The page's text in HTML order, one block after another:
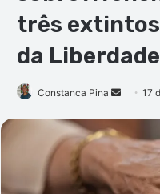
três
da Liberdade
Constanca Pina
Mande
e-
mail
17